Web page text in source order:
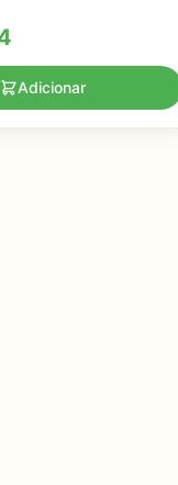
Adicionar